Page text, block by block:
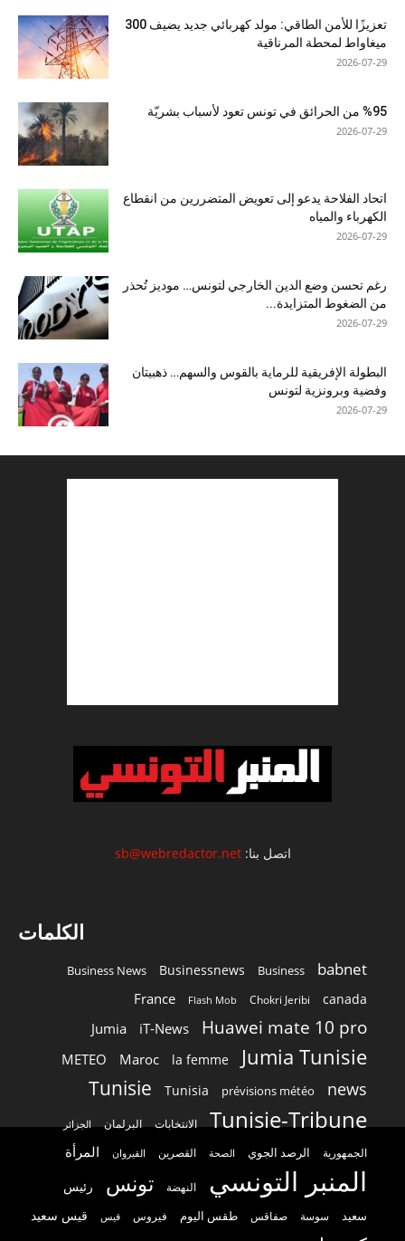
تعزيزًا للأمن الطاقي: مولد كهربائي جديد يضيف 300
ميغاواط لمحطة المرناقية
2026-07-29
%95 من الحرائق في تونس تعود لأسباب بشريّة
2026-07-29
اتحاد الفلاحة يدعو إلى تعويض المتضررين من انقطاع
الكهرباء والمياه
2026-07-29
رغم تحسن وضع الدين الخارجي لتونس… موديز تُحذر
من الضغوط المتزايدة...
2026-07-29
البطولة الإفريقية للرماية بالقوس والسهم… ذهبيتان
وفضية وبرونزية لتونس
2026-07-29
اتصل بنا:sb@webredactor.net
الكلمات
babnet
Business
Businessnews
Business News
canada
Chokri Jeribi
Flash Mob
France
Huawei mate 10 pro
iT-News
Jumia
Jumia Tunisie
la femme
Maroc
METEO
news
prévisions météo
Tunisia
Tunisie
Tunisie-Tribune الانتخابات البرلمان الجزائر
الجمهورية الرصد الجوي الصحة القصرين القيروان المرأة
المنبر التونسي النهضة تونس رئيس
سعيد سوسة صفاقس طقس اليوم فيروس قيس قيس سعيد